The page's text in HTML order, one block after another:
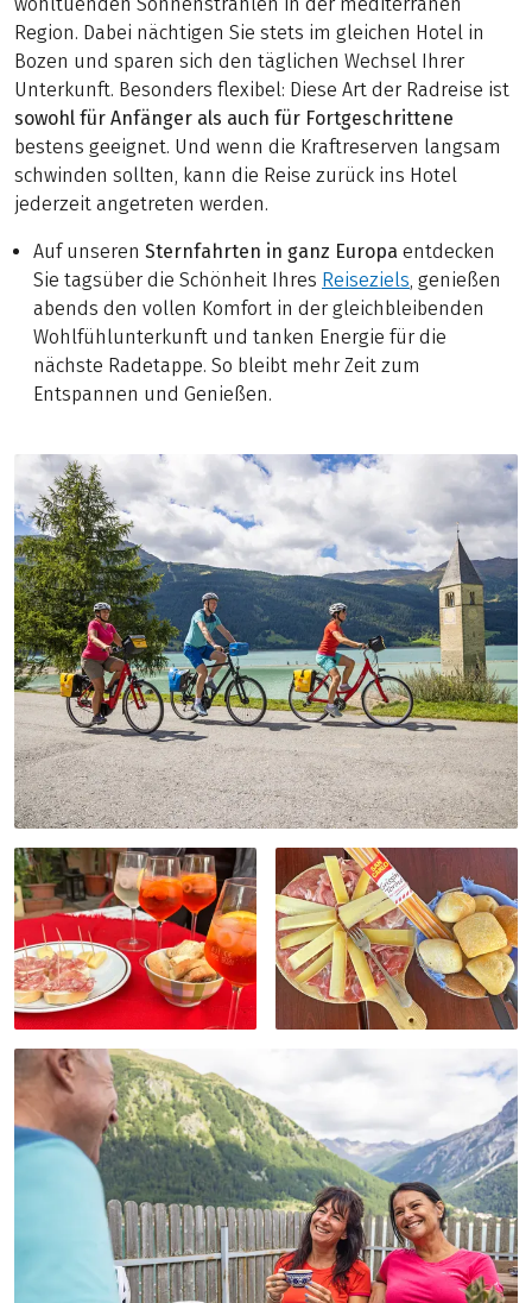
Region. Dabei nächtigen Sie stets im gleichen Hotel in
Bozen und sparen sich den täglichen Wechsel Ihrer
Unterkunft. Besonders flexibel: Diese Art der Radreise ist
sowohl für Anfänger als auch für Fortgeschrittene
bestens geeignet. Und wenn die Kraftreserven langsam
schwinden sollten, kann die Reise zurück ins Hotel
jederzeit angetreten werden.
Auf unseren Sternfahrten in ganz Europa entdecken
Sie tagsüber die Schönheit Ihres Reiseziels, genießen
abends den vollen Komfort in der gleichbleibenden
Wohlfühlunterkunft und tanken Energie für die
nächste Radetappe. So bleibt mehr Zeit zum
Entspannen und Genießen.